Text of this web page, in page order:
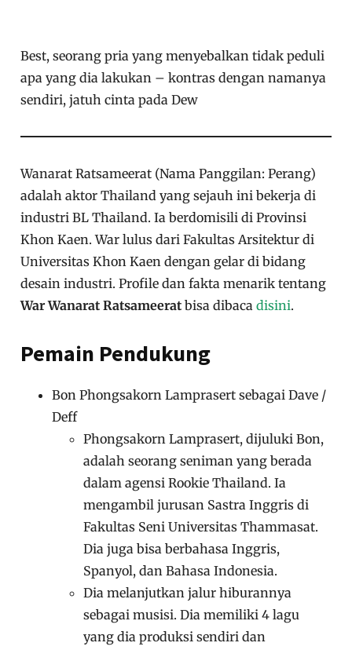
Best, seorang pria yang menyebalkan tidak peduli
apa yang dia lakukan – kontras dengan namanya
sendiri, jatuh cinta pada Dew
Wanarat Ratsameerat (Nama Panggilan: Perang)
adalah aktor Thailand yang sejauh ini bekerja di
industri BL Thailand. Ia berdomisili di Provinsi
Khon Kaen. War lulus dari Fakultas Arsitektur di
Universitas Khon Kaen dengan gelar di bidang
desain industri. Profile dan fakta menarik tentang
War Wanarat Ratsameeratbisa dibacadisini.
Pemain Pendukung
Bon Phongsakorn Lamprasert sebagai Dave /
Deff
Phongsakorn Lamprasert, dijuluki Bon,
adalah seorang seniman yang berada
dalam agensi Rookie Thailand. Ia
mengambil jurusan Sastra Inggris di
Fakultas Seni Universitas Thammasat.
Dia juga bisa berbahasa Inggris,
Spanyol, dan Bahasa Indonesia.
Dia melanjutkan jalur hiburannya
sebagai musisi. Dia memiliki 4 lagu
yang dia produksi sendiri dan